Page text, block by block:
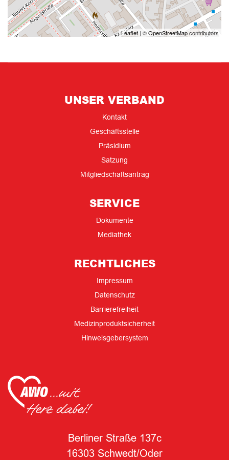
Leaflet | ©OpenStreetMapcontributors
UNSER VERBAND
Kontakt
Geschäftsstelle
Präsidium
Satzung
Mitgliedschaftsantrag
SERVICE
Dokumente
Mediathek
RECHTLICHES
Impressum
Datenschutz
Barrierefreiheit
Medizinproduktsicherheit
Hinweisgebersystem
Berliner Straße 137c
16303 Schwedt/Oder